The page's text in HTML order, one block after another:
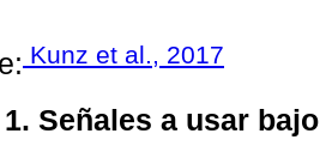
Kunz et al., 2017
Señales a usar